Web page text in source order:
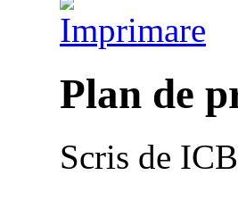
Plan de
Scris de